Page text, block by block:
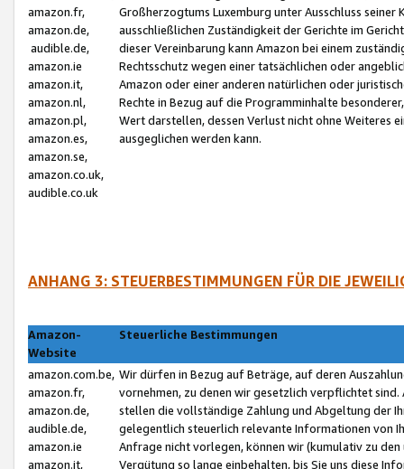
amazon.fr,
amazon.de,
audible.de,
amazon.ie
amazon.it,
amazon.nl,
amazon.pl,
amazon.es,
amazon.se,
amazon.co.uk,
audible.co.uk
Großherzogtums Luxemburg unter Ausschluss
ausschließlichen Zuständigkeit der Gerichte im
dieser Vereinbarung kann Amazon bei einem
Rechtsschutz wegen einer tatsächlichen oder
Amazon oder einer anderen natürlichen oder
Rechte in Bezug auf die Programminhalte
Wert darstellen, dessen Verlust nicht ohne Weiteres
ausgeglichen werden kann.
ANHANG 3: STEUERBESTIMMUNGEN FÜR DIE
Amazon-
Website
Steuerliche Bestimmungen
amazon.com.be,
amazon.fr,
amazon.de,
audible.de,
amazon.ie
amazon.it,
Wir dürfen in Bezug auf Beträge, auf deren
vornehmen, zu denen wir gesetzlich verpflichtet
stellen die vollständige Zahlung und Abgeltung der
gelegentlich steuerlich relevante Informationen von
Anfrage nicht vorlegen, können wir (kumulativ zu
Vergütung so lange einbehalten, bis Sie uns diese